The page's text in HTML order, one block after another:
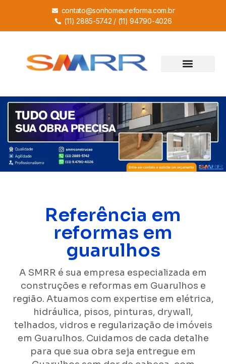
contato@sonhomeureforma.com.br
(11) 2885-5742 / (11) 94790-4026
Referência em
reformas em
guarulhos
A SMRR é sua empresa especializada em
construções e reformas em Guarulhos e
região. Atuamos com expertise em elétrica,
hidráulica, pisos, pinturas, drywall,
telhados, vidros e regularização de imóveis
em Guarulhos. Cuidamos de cada detalhe
para que sua obra seja entregue em